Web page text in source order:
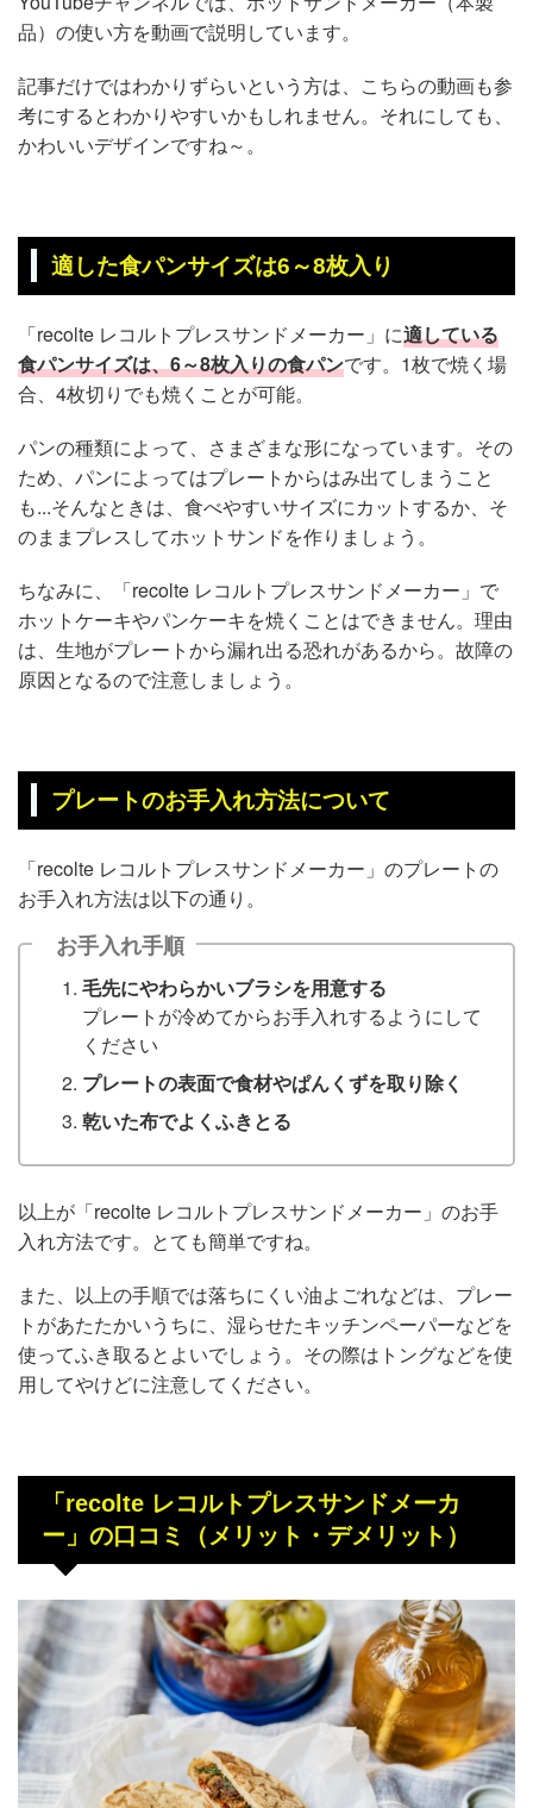
品）の使い方を動画で説明しています。
記事だけではわかりずらいという方は、こちらの動画も参
考にするとわかりやすいかもしれません。それにしても、
かわいいデザインですね～。
適した食パンサイズは6～8枚入り
「recolte レコルトプレスサンドメーカー」に適している
食パンサイズは、6～8枚入りの食パンです。1枚で焼く場
合、4枚切りでも焼くことが可能。
パンの種類によって、さまざまな形になっています。その
ため、パンによってはプレートからはみ出てしまうこと
も...そんなときは、食べやすいサイズにカットするか、そ
のままプレスしてホットサンドを作りましょう。
ちなみに、「recolte レコルトプレスサンドメーカー」で
ホットケーキやパンケーキを焼くことはできません。理由
は、生地がプレートから漏れ出る恐れがあるから。故障の
原因となるので注意しましょう。
プレートのお手入れ方法について
「recolte レコルトプレスサンドメーカー」のプレートの
お手入れ方法は以下の通り。
お手入れ手順
毛先にやわらかいブラシを用意する
プレートが冷めてからお手入れするようにして
ください
プレートの表面で食材やぱんくずを取り除く
乾いた布でよくふきとる
以上が「recolte レコルトプレスサンドメーカー」のお手
入れ方法です。とても簡単ですね。
また、以上の手順では落ちにくい油よごれなどは、プレー
トがあたたかいうちに、湿らせたキッチンペーパーなどを
使ってふき取るとよいでしょう。その際はトングなどを使
用してやけどに注意してください。
「recolte レコルトプレスサンドメーカ
ー」の口コミ（メリット・デメリット）